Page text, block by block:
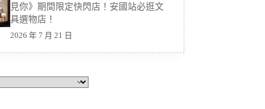
見你》期間限定快閃店！安國站必逛文
具選物店！
2026 年 7 月 21 日